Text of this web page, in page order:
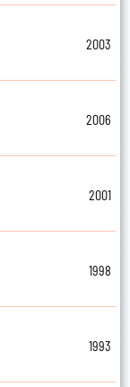
2003
2006
2001
1998
1993